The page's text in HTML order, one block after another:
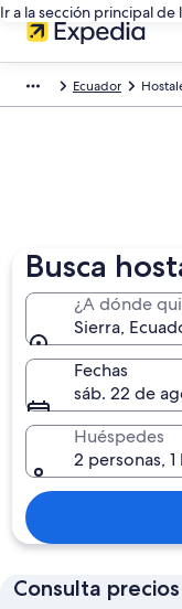
Ir a la sección principal de
Ecuador
Busca
¿A dónde
Sierra,
Fechas
sáb. 22 de
Huéspedes
2 personas,
Consulta